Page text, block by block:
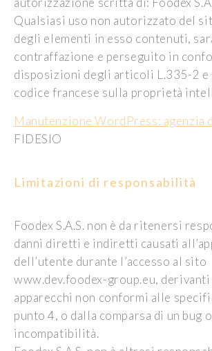
Qualsiasi uso non autorizzato del
degli elementi in esso contenuti,
contraffazione e perseguito in
disposizioni degli articoli L.335-2 e
codice francese sulla proprietà
Manutenzione WordPress: agenzia
FIDESIO
Limitazioni di responsabilità
Foodex S.A.S. non è da ritenersi
danni diretti e indiretti causati
dell’utente durante l’accesso al sito
www.dev.foodex-group.eu,
apparecchi non conformi alle
punto 4, o dalla comparsa di un bug
incompatibilità.